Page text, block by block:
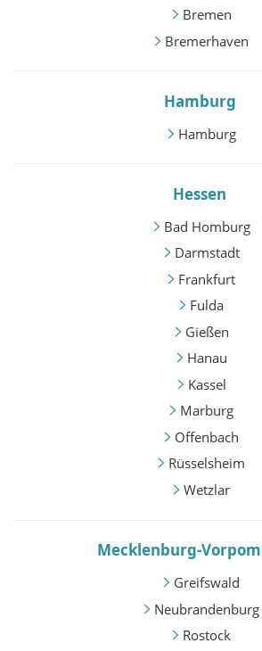
Bremen
Bremerhaven
Hamburg
Hamburg
Hessen
Bad Homburg
Darmstadt
Frankfurt
Fulda
Gießen
Hanau
Kassel
Marburg
Offenbach
Rüsselsheim
Wetzlar
Mecklenburg-
Greifswald
Neubrandenburg
Rostock